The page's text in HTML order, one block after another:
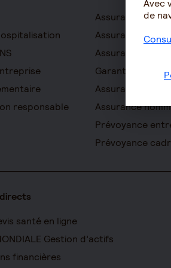
responsable
Assurance
Assurance décès
Assurance
Garantie
Assurance
Assurance
Prévoyance
Prévoyance
santé en ligne
Gestion d’actifs
financières
Avec
de